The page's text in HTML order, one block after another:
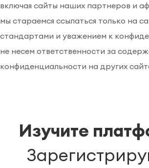
включая сайты наших партнеров и
мы стараемся ссылаться только на
стандартами и уважением к
не несем ответственности за
конфиденциальности на других
Изучите